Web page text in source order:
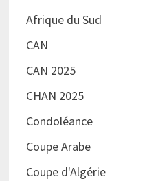
Afrique du Sud
CAN
CAN 2025
CHAN 2025
Condoléance
Coupe Arabe
Coupe d'Algérie